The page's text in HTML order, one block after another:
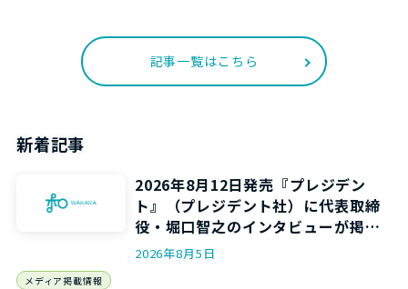
記事一覧はこちら
新着記事
2026年8月12日発売『プレジデン
ト』（プレジデント社）に代表取締
役・堀口智之のインタビューが掲載
されます
2026年8月5日
メディア掲載情報